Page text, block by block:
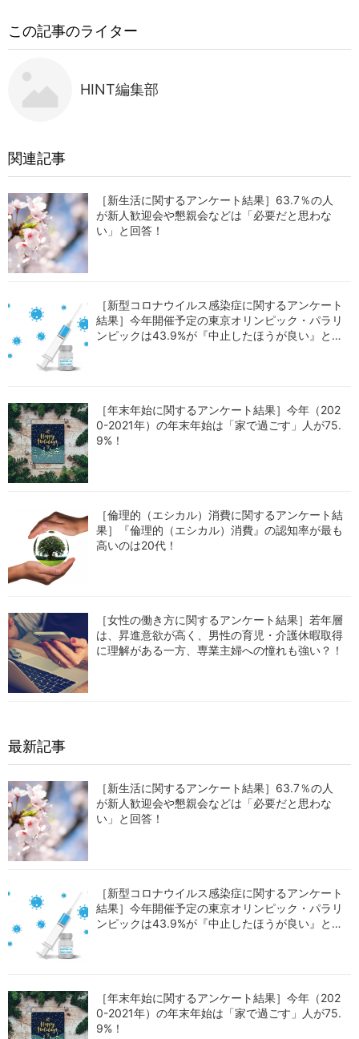
この記事のライター
HINT編集部
関連記事
［新生活に関するアンケート結果］63.7％の人
が新人歓迎会や懇親会などは「必要だと思わな
い」と回答！
［新型コロナウイルス感染症に関するアンケート
結果］今年開催予定の東京オリンピック・パラリ
ンピックは43.9%が『中止したほうが良い』と回
［年末年始に関するアンケート結果］今年（202
0-2021年）の年末年始は「家で過ごす」人が75.
9%！
［倫理的（エシカル）消費に関するアンケート結
果］『倫理的（エシカル）消費』の認知率が最も
高いのは20代！
［女性の働き方に関するアンケート結果］若年層
は、昇進意欲が高く、男性の育児・介護休暇取得
に理解がある一方、専業主婦への憧れも強い？！
最新記事
［新生活に関するアンケート結果］63.7％の人
が新人歓迎会や懇親会などは「必要だと思わな
い」と回答！
［新型コロナウイルス感染症に関するアンケート
結果］今年開催予定の東京オリンピック・パラリ
ンピックは43.9%が『中止したほうが良い』と回
［年末年始に関するアンケート結果］今年（202
0-2021年）の年末年始は「家で過ごす」人が75.
9%！